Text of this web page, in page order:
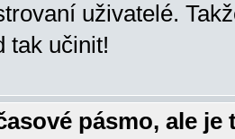
uživatelé.
tak učinit!
pásmo, ale je